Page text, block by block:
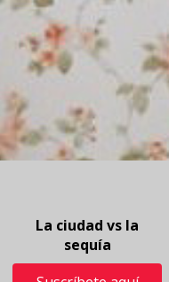
La ciudad vs la
sequía